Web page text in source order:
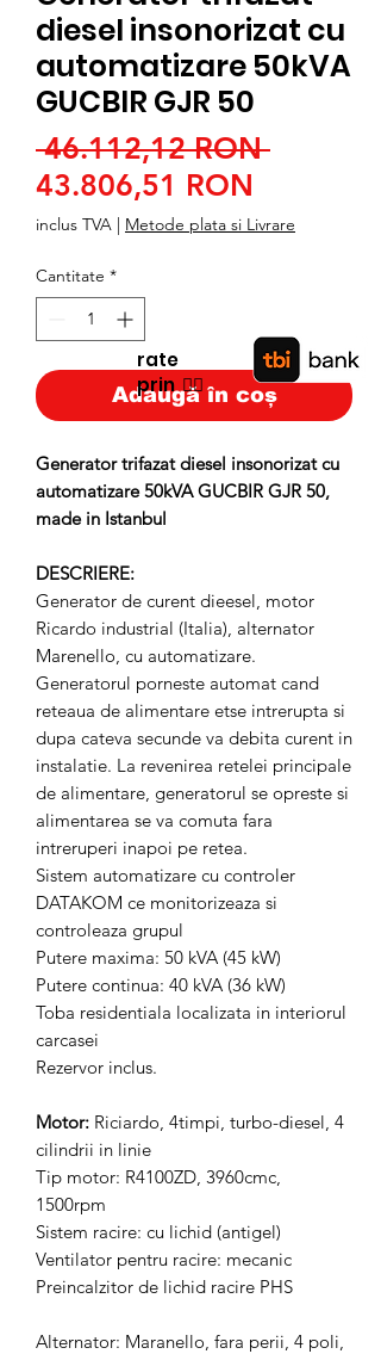
diesel insonorizat cu
automatizare 50kVA
GUCBIR GJR 50
46.112,12 RON Preț
43.806,51 RON
redus
inclus TVA | Metode plata si Livrare
Cantitate *
Adaugă în coș
Generator trifazat diesel insonorizat cu
automatizare 50kVA GUCBIR GJR 50,
made in Istanbul
DESCRIERE:
Generator de curent dieesel, motor
Ricardo industrial (Italia), alternator
Marenello, cu automatizare.
Generatorul porneste automat cand
reteaua de alimentare etse intrerupta si
dupa cateva secunde va debita curent in
instalatie. La revenirea retelei principale
de alimentare, generatorul se opreste si
alimentarea se va comuta fara
intreruperi inapoi pe retea.
Sistem automatizare cu controler
DATAKOM ce monitorizeaza si
controleaza grupul
Putere maxima: 50 kVA (45 kW)
Putere continua: 40 kVA (36 kW)
Toba residentiala localizata in interiorul
carcasei
Rezervor inclus.
Motor: Riciardo, 4timpi, turbo-diesel, 4
cilindrii in linie
Tip motor: R4100ZD, 3960cmc,
1500rpm
Sistem racire: cu lichid (antigel)
Ventilator pentru racire: mecanic
Preincalzitor de lichid racire PHS
Alternator: Maranello, fara perii, 4 poli,
rate
prin👉🏿